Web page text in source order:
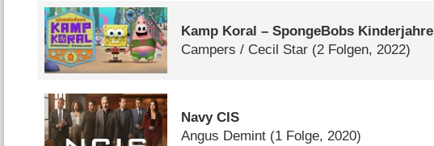
Kamp Koral – SpongeBobs Kinderjahre
Campers /​ Cecil Star (2 Folgen, 2022)
Navy CIS
Angus Demint (1 Folge, 2020)